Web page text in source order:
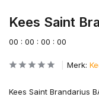
Kees Saint
00 : 00 : 00 : 00
Merk:
Kees Saint Brandarius